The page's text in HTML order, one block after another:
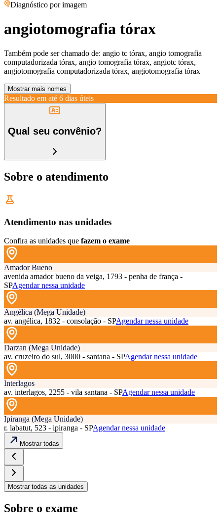
Diagnóstico por imagem
angiotomografia tórax
Também pode ser chamado de: angio tc tórax, angio tomografia
computadorizada tórax, angio tomografia tórax, angiotc tórax,
angiotomografia computadorizada tórax, angiotomografia tórax
Mostrar mais nomes
Resultado em até 6 dias úteis
Qual seu convênio?
Sobre o atendimento
Atendimento nas unidades
Confira as unidades que fazem o exame
Amador Bueno
avenida amador bueno da veiga, 1793 - penha de frança -
SPAgendar nessa unidade
Angélica (Mega Unidade)
av. angélica, 1832 - consolação - SPAgendar nessa unidade
Darzan (Mega Unidade)
av. cruzeiro do sul, 3000 - santana - SPAgendar nessa unidade
Interlagos
av. interlagos, 2255 - vila santana - SPAgendar nessa unidade
Ipiranga (Mega Unidade)
r. labatut, 523 - ipiranga - SPAgendar nessa unidade
Mostrar todas
Mostrar todas as unidades
Sobre o exame